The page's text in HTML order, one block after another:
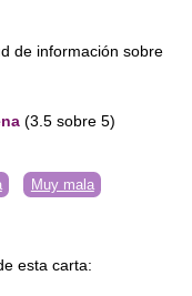
de información sobre
(3.5 sobre5)
Muy mala
esta carta: